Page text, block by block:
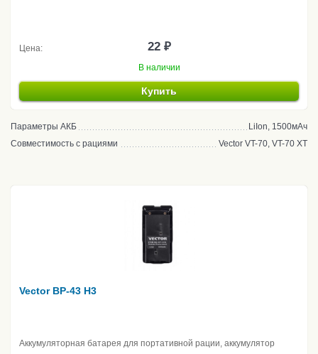
Цена: 22 ₽
В наличии
Купить
Параметры АКБ
LiIon, 1500мАч
Совместимость с рациями
Vector VT-70, VT-70 XT
Vector BP-43 H3
Аккумуляторная батарея для портативной рации, аккумулятор